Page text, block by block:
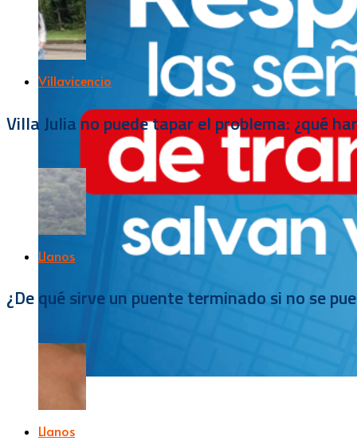
Villavicencio
Villa Julia no puede tapar el problema: ¿qué
Llanos
¿De qué sirve un puente terminado si no se
Llanos